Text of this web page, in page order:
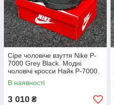
Сіре чоловіче взуття Nike P-
7000 Grey Black. Модні
чоловічі кросси Найк P-7000.
В наявності
3 010 ₴